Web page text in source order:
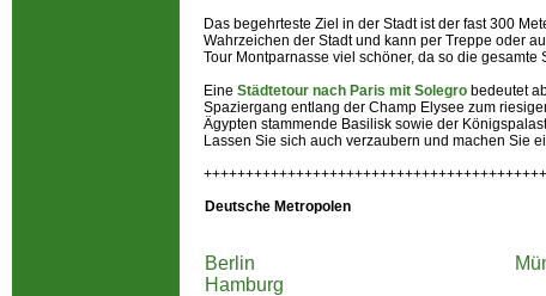
Das begehrteste Ziel in der Stadt ist der fast 300
Wahrzeichen der Stadt und kann per Treppe oder
Tour Montparnasse viel schöner, da so die
Eine Städtetour nach Paris mit Solegro bedeutet
Spaziergang entlang der Champ Elysee zum
Ägypten stammende Basilisk sowie der
Lassen Sie sich auch verzaubern und machen Sie
Deutsche Metropolen
Berlin
Hamburg